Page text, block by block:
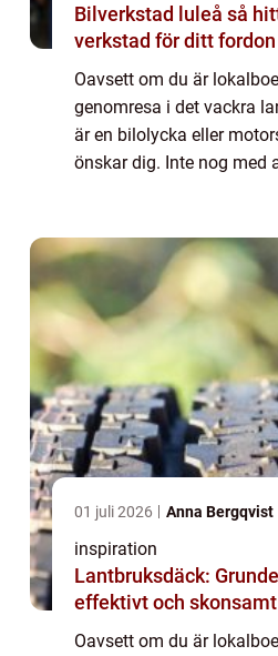
Bilverkstad luleå så hittar du rätt
verkstad för ditt fordon
Oavsett om du är
genomresa i det vackra
är en bilolycka eller
önskar dig. Inte nog med
01 juli 2026 Anna Bergqvist
inspiration
Lantbruksdäck:
effektivt och
Oavsett om du är